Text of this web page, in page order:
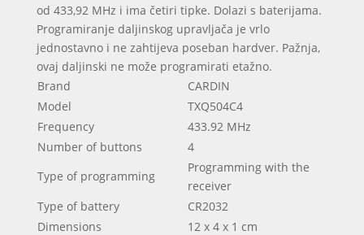
od 433,92 MHz i ima četiri tipke. Dolazi s baterijama.
Programiranje daljinskog upravljača je vrlo
jednostavno i ne zahtijeva poseban hardver. Pažnja,
ovaj daljinski ne može programirati etažno.
Brand
CARDIN
Model
TXQ504C4
Frequency
433.92 MHz
Number of buttons
4
Type of programming
Programming with the
receiver
Type of battery
CR2032
Dimensions
12 x 4 x 1 cm